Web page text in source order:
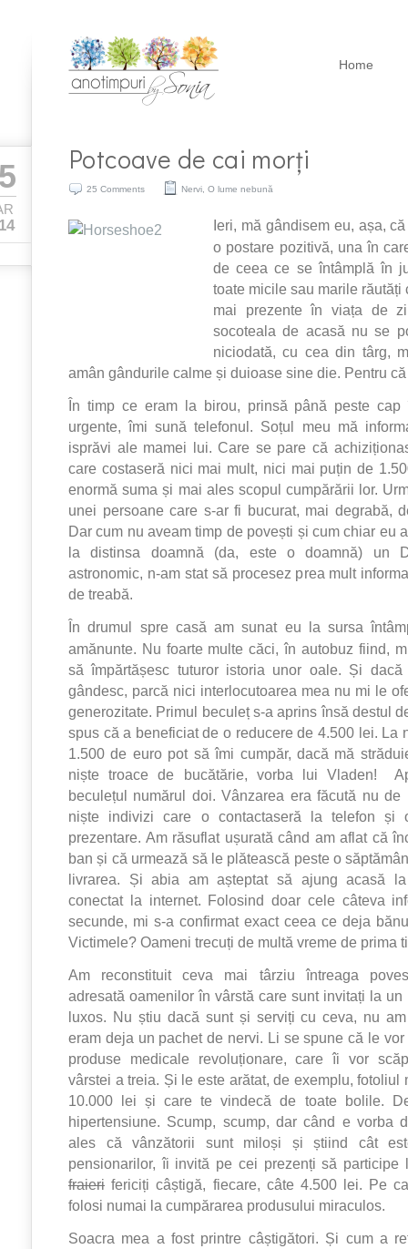
Home
Potcoave de cai morți
25 Comments Nervi O lume nebună
Ieri, mă gândisem eu, așa,
o postare pozitivă, una în
de ceea ce se întâmplă în
toate micile sau marile răutăți
mai prezente în viața de
socoteala de acasă nu se
niciodată, cu cea din târg,
amân gândurile calme și duioase sine die. Pentru
În timp ce eram la birou, prinsă până peste cap
urgente, îmi sună telefonul. Soțul meu mă
isprăvi ale mamei lui. Care se pare că
care costaseră nici mai mult, nici mai puțin de
enormă suma și mai ales scopul cumpărării lor.
unei persoane care s-ar fi bucurat, mai degrabă,
Dar cum nu aveam timp de povești și cum chiar eu
la distinsa doamnă (da, este o doamnă) un
astronomic, n-am stat să procesez prea mult
de treabă.
În drumul spre casă am sunat eu la sursa
amănunte. Nu foarte multe căci, în autobuz fiind,
să împărtășesc tuturor istoria unor oale. Și
gândesc, parcă nici interlocutoarea mea nu mi le
generozitate. Primul beculeț s-a aprins însă destul
spus că a beneficiat de o reducere de 4.500 lei. La
1.500 de euro pot să îmi cumpăr, dacă mă
niște troace de bucătărie, vorba lui Vladen!
beculețul numărul doi. Vânzarea era făcută nu
niște indivizi care o contactaseră la telefon și
prezentare. Am răsuflat ușurată când am aflat că
ban și că urmează să le plătească peste o
livrarea. Și abia am așteptat să ajung acasă la
conectat la internet. Folosind doar cele câteva
secunde, mi s-a confirmat exact ceea ce deja
Victimele? Oameni trecuți de multă vreme de prima
Am reconstituit ceva mai târziu întreaga
adresată oamenilor în vârstă care sunt invitați la un
luxos. Nu știu dacă sunt și serviți cu ceva, nu
eram deja un pachet de nervi. Li se spune că le
produse medicale revoluționare, care îi vor
vârstei a treia. Și le este arătat, de exemplu, fotoliul
10.000 lei și care te vindecă de toate bolile.
hipertensiune. Scump, scump, dar când e vorba
ales că vânzătorii sunt miloși și știind cât
pensionarilor, îi invită pe cei prezenți să participe
fraieri fericiți câștigă, fiecare, câte 4.500 lei. Pe
folosi numai la cumpărarea produsului miraculos.
Soacra mea a fost printre câștigători. Și cum a